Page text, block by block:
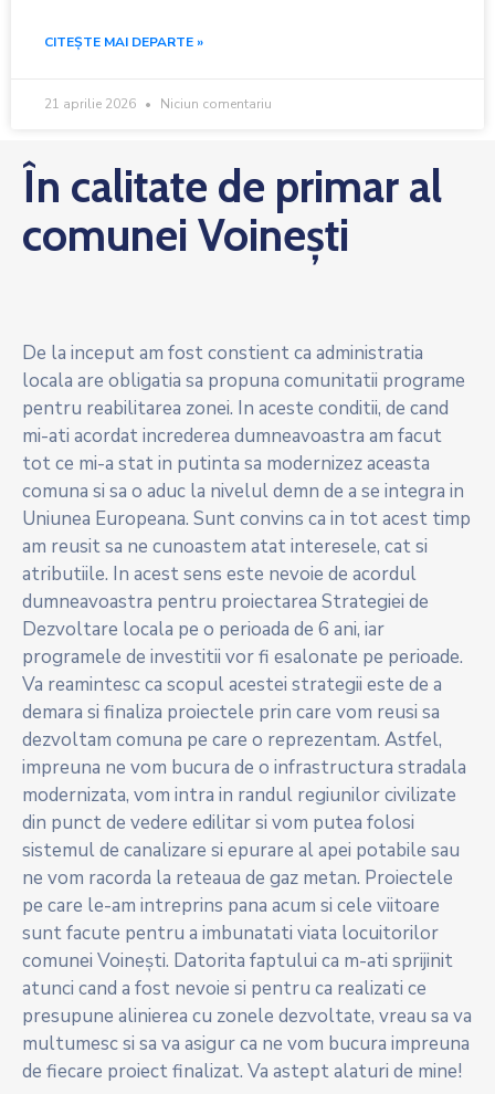
CITEȘTE MAI DEPARTE »
21 aprilie 2026 Niciun comentariu
În calitate de primar al
comunei Voinești
De la inceput am fost constient ca administratia
locala are obligatia sa propuna comunitatii programe
pentru reabilitarea zonei. In aceste conditii, de cand
mi-ati acordat increderea dumneavoastra am facut
tot ce mi-a stat in putinta sa modernizez aceasta
comuna si sa o aduc la nivelul demn de a se integra in
Uniunea Europeana. Sunt convins ca in tot acest timp
am reusit sa ne cunoastem atat interesele, cat si
atributiile. In acest sens este nevoie de acordul
dumneavoastra pentru proiectarea Strategiei de
Dezvoltare locala pe o perioada de 6 ani, iar
programele de investitii vor fi esalonate pe perioade.
Va reamintesc ca scopul acestei strategii este de a
demara si finaliza proiectele prin care vom reusi sa
dezvoltam comuna pe care o reprezentam. Astfel,
impreuna ne vom bucura de o infrastructura stradala
modernizata, vom intra in randul regiunilor civilizate
din punct de vedere edilitar si vom putea folosi
sistemul de canalizare si epurare al apei potabile sau
ne vom racorda la reteaua de gaz metan. Proiectele
pe care le-am intreprins pana acum si cele viitoare
sunt facute pentru a imbunatati viata locuitorilor
comunei Voinești. Datorita faptului ca m-ati sprijinit
atunci cand a fost nevoie si pentru ca realizati ce
presupune alinierea cu zonele dezvoltate, vreau sa va
multumesc si sa va asigur ca ne vom bucura impreuna
de fiecare proiect finalizat. Va astept alaturi de mine!